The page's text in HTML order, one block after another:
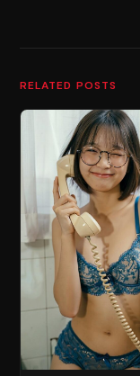
RELATED POSTS